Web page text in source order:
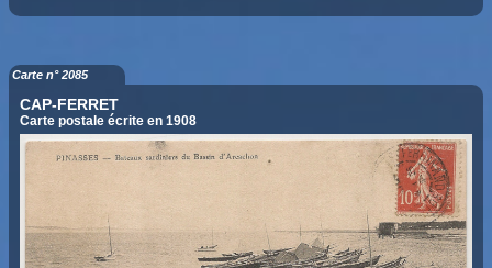
Carte n° 2085
CAP-FERRET
Carte postale écrite en 1908